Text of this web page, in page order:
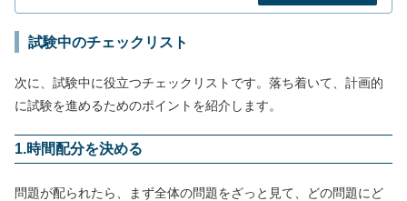
試験中のチェックリスト
次に、試験中に役立つチェックリストです。落ち着いて、計画的
に試験を進めるためのポイントを紹介します。
1.時間配分を決める
問題が配られたら、まず全体の問題をざっと見て、どの問題にど